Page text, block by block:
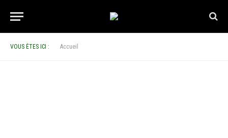
VOUS ÊTES ICI : Accueil